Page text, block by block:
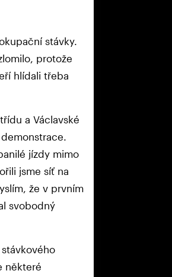
stávky.
protože
hlídali třeba
a Václavské
jízdy mimo
jsme síť na
že v prvním
svobodný
některé